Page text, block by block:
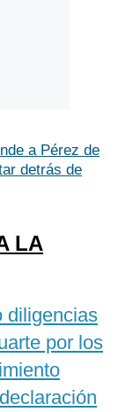
a Pérez de
detrás de
LA
diligencias
por los